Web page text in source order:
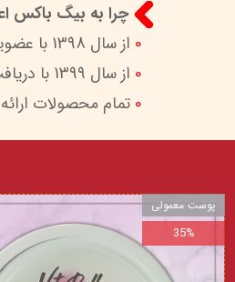
چرا به بیگ باکس
0 از سال 1398 با عضویت در ستاد ساماندهی پایگاه‌های اینترنتی وزارات ارشاد در کنار شما هستیم.
0 از سال 1399 با دریافت اینماد (نماد اعتماد الکترونیک) امکان پرداخت امن و آسان را برای شما فراهم کردیم.
0 تمام محصولات
پوست معمولی
35%